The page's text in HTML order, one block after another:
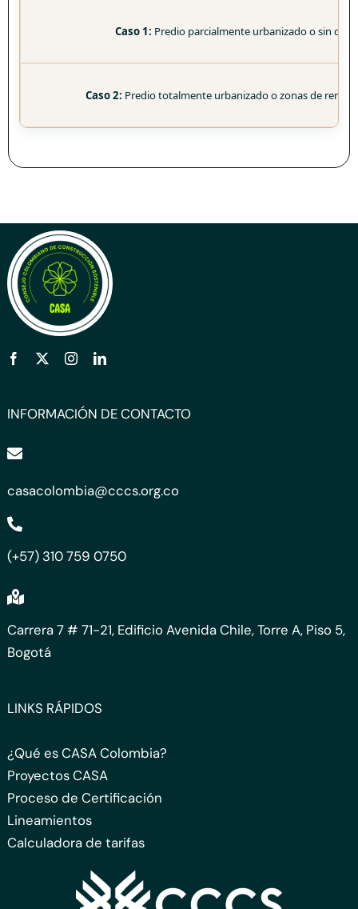
Caso 1: Predio parcialmente urbanizado o sin
Caso 2: Predio totalmente urbanizado o zonas de
INFORMACIÓN DE CONTACTO
casacolombia@cccs.org.co
(+57) 310 759 0750
Carrera 7 # 71-21, Edificio Avenida Chile, Torre A, Piso 5,
Bogotá
LINKS RÁPIDOS
¿Qué es CASA Colombia?
Proyectos CASA
Proceso de Certificación
Lineamientos
Calculadora de tarifas